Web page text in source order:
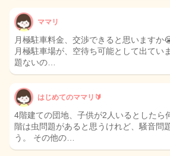
ママリ
月極駐車料金、交渉できると思いますか
月極駐車場が、空待ち可能として出てい
題ないの…
はじめてのママリ🔰
4階建ての団地、子供が2人いるとしたら
階は虫問題があると思うけれど、騒音問
う。 その他の…